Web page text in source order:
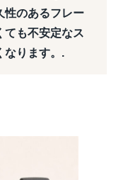
性のあるフレー
ても不安定なス
なります。.